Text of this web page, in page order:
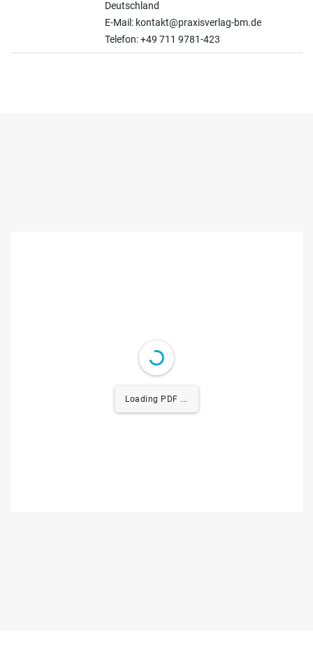
Deutschland
E-Mail: kontakt@praxisverlag-bm.de
Telefon: +49 711 9781-423
Loading PDF 0.04MB ...